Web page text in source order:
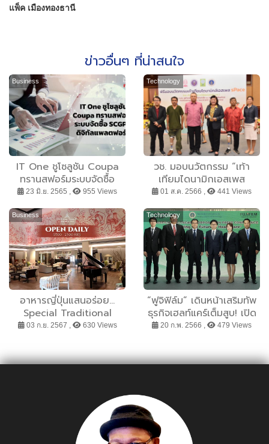
แพ็ค เมืองทองธานี
ข่าวอื่นๆ ที่น่าสนใจ
Business
IT One ชูโซลูชัน Coupa
ทรานสฟอร์มระบบจัดซื้อ
SCGP สู่ดิจิทัลแพลตฟอร์ม
23 มิ.ย. 2565 , 955 Views
Technology
วช. มอบนวัตกรรม “เท้า
เทียมไดนามิกเอสเพส
sPace” ให้กับ
รพ.สุราษฎร์ธานี เพิ่ม
คุณภาพชีวิตผู้พิการ
01 ส.ค. 2566 , 441 Views
Business
อาหารญี่ปุ่นแสนอร่อย...
Special Traditional
Cuisine ณ โรงแรมเฮอริ
03 ก.ย. 2567 , 630 Views
Technology
“ฟูจิฟิล์ม” เดินหน้าเสริมทัพ
ธุรกิจเฮลท์แคร์เต็มสูบ! เปิด
ตัวไลน์อัพโซลูชันทางการ
Solution
20 ก.พ. 2566 , 479 Views